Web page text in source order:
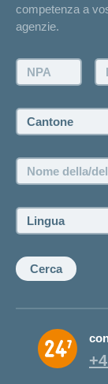
Contatto
Farsi contattare
Fissare un
Offerte di lavoro
competenza a
agenzie.
NPA:
Cantone:
Nome
della/del
Lingua:
Cerca